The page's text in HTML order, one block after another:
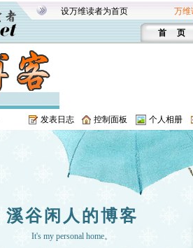
设万维读者为首页 万维
首 页
发表日志 控制面板 个人相册
溪谷闲人的博客
It's my personal home。